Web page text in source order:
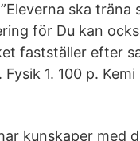
ska
för Du kan
fastställer efter
1. 100 p. Kemi
kunskaper med